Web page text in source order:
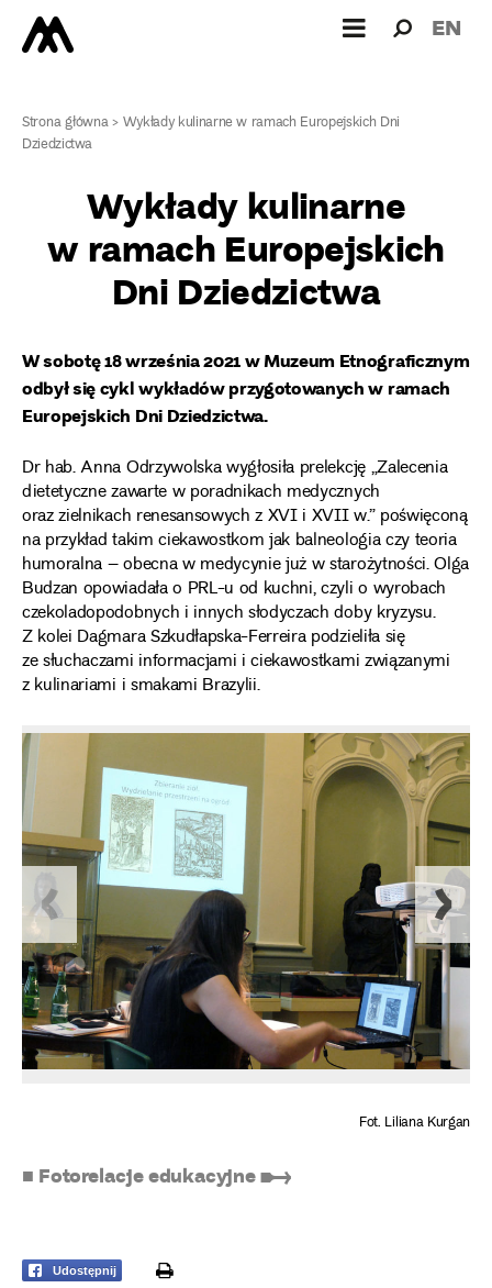
dla: EN
Strona główna>Wykłady kulinarne w ramach Europejskich Dni
Dziedzictwa
Wykłady kulinarne
w ramach Europejskich
Dni Dziedzictwa
W sobotę 18 września 2021 w Muzeum Etnograficznym
odbył się cykl wykładów przygotowanych w ramach
Europejskich Dni Dziedzictwa.
Dr hab. Anna Odrzywolska wygłosiła prelekcję „Zalecenia
dietetyczne zawarte w poradnikach medycznych
oraz zielnikach renesansowych z XVI i XVII w.” poświęconą
na przykład takim ciekawostkom jak balneologia czy teoria
humoralna – obecna w medycynie już w starożytności. Olga
Budzan opowiadała o PRL-u od kuchni, czyli o wyrobach
czekoladopodobnych i innych słodyczach doby kryzysu.
Z kolei Dagmara Szkudłapska-Ferreira podzieliła się
ze słuchaczami informacjami i ciekawostkami związanymi
z kulinariami i smakami Brazylii.
Fot. Liliana Kurgan
■ Fotorelacje edukacyjne ➸
Udostępnij print